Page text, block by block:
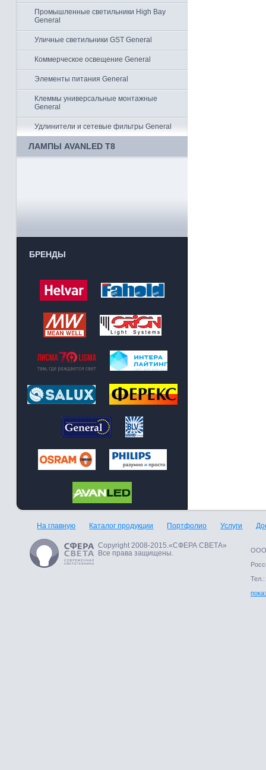
Промышленные светильники High Bay
General
Уличные светильники GST General
Коммерческое освещение General
Элементы питания General
Клеммы универсальные монтажные
General
Удлинители и сетевые фильтры General
ЛАМПЫ AVANLED T8
БРЕНДЫ
На главную Каталог продукции Портфолио Услуги
Copyright 2008-2015.«СФЕРА СВЕТА»
Все права защищены.
ООО